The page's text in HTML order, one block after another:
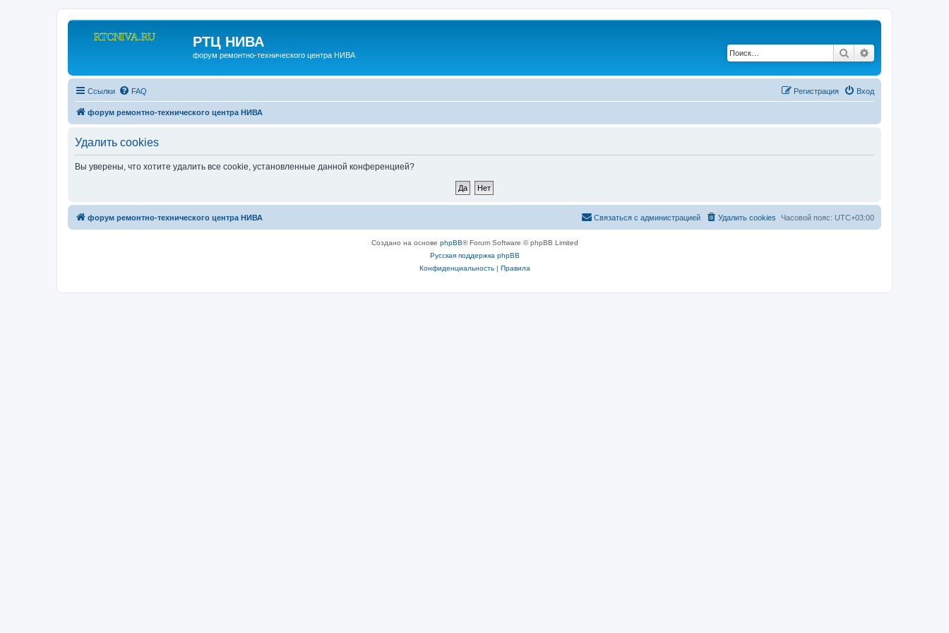
РТЦ НИВА
форум ремонтно-технического центра НИВА Поиск
Ссылки FAQ Вход
Регистрация
форум ремонтно-технического центра НИВА
Удалить cookies
Вы уверены, что хотите удалить все cookie, установленные данной конференцией?
форум ремонтно-технического центра НИВА Часовой пояс: UTC+03:00
Удалить cookies
Связаться с администрацией
Создано на основе phpBB® Forum Software © phpBB Limited
Русская поддержка phpBB
Конфиденциальность| Правила